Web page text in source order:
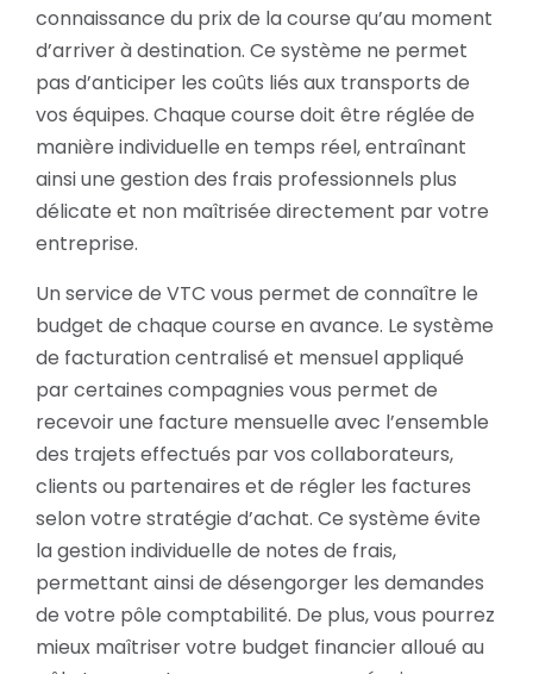
connaissance du prix de la course qu’au moment
d’arriver à destination. Ce système ne permet
pas d’anticiper les coûts liés aux transports de
vos équipes. Chaque course doit être réglée de
manière individuelle en temps réel, entraînant
ainsi une gestion des frais professionnels plus
délicate et non maîtrisée directement par votre
entreprise.
Un service de VTC vous permet de connaître le
budget de chaque course en avance. Le système
de facturation centralisé et mensuel appliqué
par certaines compagnies vous permet de
recevoir une facture mensuelle avec l’ensemble
des trajets effectués par vos collaborateurs,
clients ou partenaires et de régler les factures
selon votre stratégie d’achat. Ce système évite
la gestion individuelle de notes de frais,
permettant ainsi de désengorger les demandes
de votre pôle comptabilité. De plus, vous pourrez
mieux maîtriser votre budget financier alloué au